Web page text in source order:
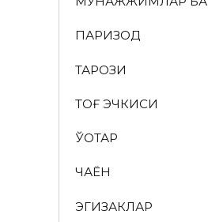
ПАРИЗОД
ТАРОЗИ
ТОҒ ЭЧКИСИ
ЎҚОТАР
ЧАЁН
ЭГИЗАКЛАР